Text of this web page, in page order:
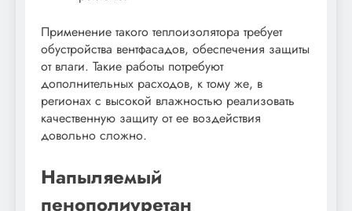
Применение такого теплоизолятора требует
обустройства вентфасадов, обеспечения защиты
от влаги. Такие работы потребуют
дополнительных расходов, к тому же, в
регионах с высокой влажностью реализовать
качественную защиту от ее воздействия
довольно сложно.
Напыляемый
пенополиуретан